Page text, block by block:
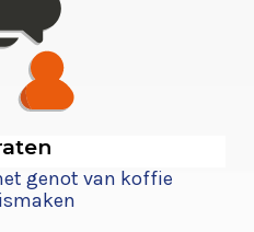
genot van koffie